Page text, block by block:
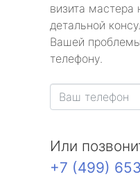
визита
детальной
Вашей
телефону.
Или
+7 (499)